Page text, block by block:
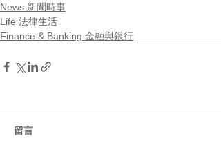
News 新聞時事
Life 法律生活
Finance & Banking 金融與銀行
留言